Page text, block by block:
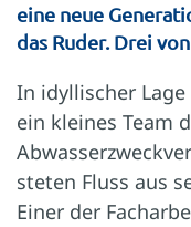
eine neue
das Ruder. Drei
In idyllischer
ein kleines Team
steten Fluss aus
Einer der